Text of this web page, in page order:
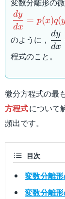
\dfrac{dy}
dx
dy
= p(x)q(
のように，
dx
dy
程式のこと。
微分方程式の最
方程式について
頻出です。
目次
変数分離
変数分離